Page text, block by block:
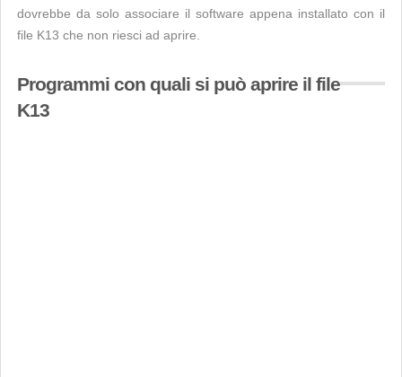
dovrebbe da solo associare il software appena installato con il
file K13 che non riesci ad aprire.
Programmi con quali si può aprire il file
K13